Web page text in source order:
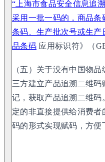
“上海市食品安全信息追
采用一批一码的，商品
条码、生产批次号或生
品条码应用标识符》（
（五）关于没有中国物
三方建立产品追溯二维码
记，获取产品追溯二维码
定的非直接提供给消费
码的形式实现赋码，方便